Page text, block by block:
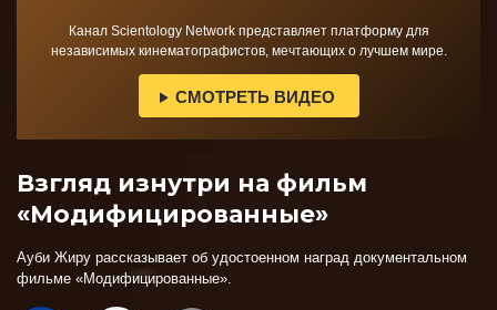
Канал Scientology Network представляет платформу для
независимых кинематографистов, мечтающих о лучшем мире.
СМОТРЕТЬ ВИДЕО
Взгляд изнутри на фильм
«Модифицированные»
Ауби Жиру рассказывает об удостоенном наград документальном
фильме «Модифицированные».